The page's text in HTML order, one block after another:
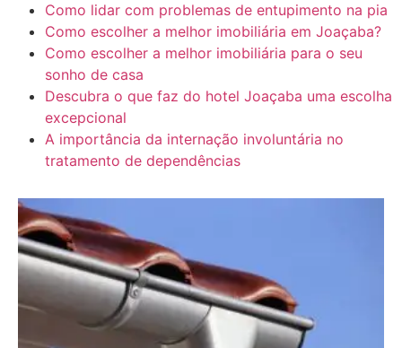
Como lidar com problemas de entupimento na pia
Como escolher a melhor imobiliária em Joaçaba?
Como escolher a melhor imobiliária para o seu
sonho de casa
Descubra o que faz do hotel Joaçaba uma escolha
excepcional
A importância da internação involuntária no
tratamento de dependências